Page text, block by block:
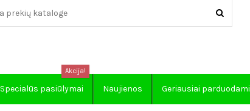
Specialūs pasiūlymai
Akcija!
Naujienos Geriausiai parduodami